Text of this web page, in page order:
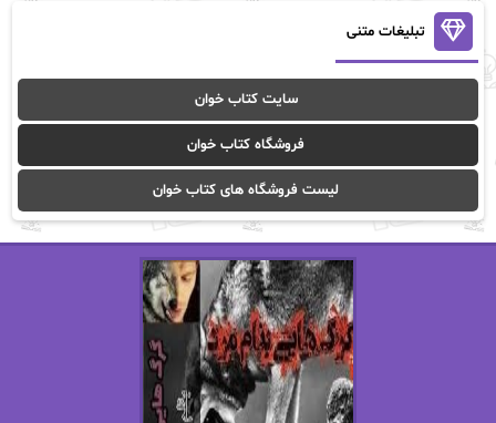
آنالیا
آوا موسوی آیدا (Aixi)
آیدا باقری آیسان صادقی
ا_اصغر زاده ا_اصغرزاده
اریک مورگنشترن از نیلوفر لاری
استل مسکم
اصغر زاده
اکرم محمدی
الف صاد
تبلیغات متنی
سایت کتاب خوان
فروشگاه کتاب خوان
لیست فروشگاه های کتاب خوان